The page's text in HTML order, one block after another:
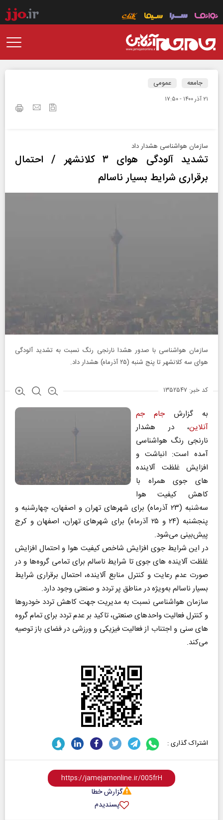
جامعه عمومی
۲۱ آذر ۱۴۰۰ - ۱۷:۵۰
سازمان هواشناسی هشدار داد
تشدید آلودگی هوای ۳ کلانشهر / احتمال
برقراری شرایط بسیار ناسالم
سازمان هواشناسی با صدور هشدا نارنجی رنگ نسبت به تشدید آلودگی
هوای سه کلانشهر تا پنج شنبه (۲۵ آذرماه) هشدار داد.
کد خبر: ۱۳۵۲۵۴۷
به گزارشجام جم
آنلاین، در هشدار
نارنجی رنگ هواشناسی
آمده است: انباشت و
افزایش غلظت آلاینده‌
های جوی همراه با
کاهش کیفیت هوا
سه‌شنبه (۲۳ آذرماه) برای شهرهای تهران و اصفهان، چهارشنبه و
پنجشنبه (۲۴ و ۲۵ آذرماه) برای شهرهای تهران، اصفهان و کرج
پیش‌بینی می‌شود.
در این شرایط جوی افزایش شاخص کیفیت هوا و احتمال افزایش
غلظت آلاینده‌ های جوی تا شرایط ناسالم برای تمامی گروه‌ها و در
صورت عدم رعایت و کنترل منابع آلاینده، احتمال برقراری شرایط
بسیار ناسالم به‌ویژه در مناطق پر تردد و صنعتی وجود دارد.
سازمان هواشناسی نسبت به مدیریت جهت کاهش تردد خودروها
و کنترل فعالیت واحدهای صنعتی، تاکید بر عدم تردد برای تمام گروه‌
های سنی و اجتناب از فعالیت فیزیکی و ورزشی در فضای باز توصیه
می‌کند.
اشتراک گذاری :
گزارش خطا
پسندیدم